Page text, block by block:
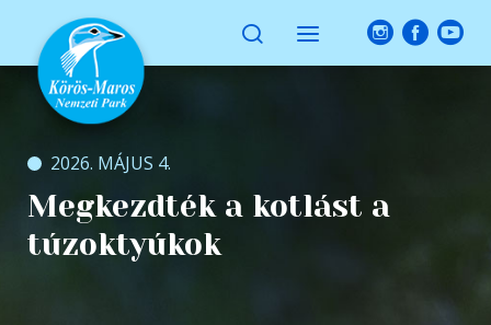
2026. MÁJUS 4.
Megkezdték a kotlást a
túzoktyúkok